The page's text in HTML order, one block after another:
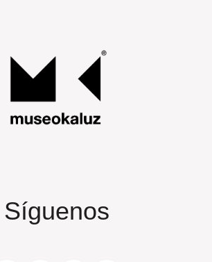
Síguenos